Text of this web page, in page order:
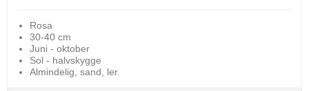
Rosa
30-40 cm
Juni - oktober
Sol - halvskygge
Almindelig, sand, ler.